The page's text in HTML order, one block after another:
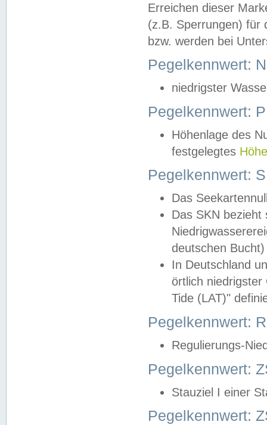
Erreichen dieser
(z.B. Sperrungen) für
bzw. werden bei
Pegelkennwert:
niedrigster
Pegelkennwert:
Höhenlage des
festgelegtes
Pegelkennwert:
Das
Das SKN
deutschen
In Deutschland
örtlich
Tide (LAT)"
Pegelkennwert:
Regulierungs-
Pegelkennwert:
Stauziel I einer
Pegelkennwert: